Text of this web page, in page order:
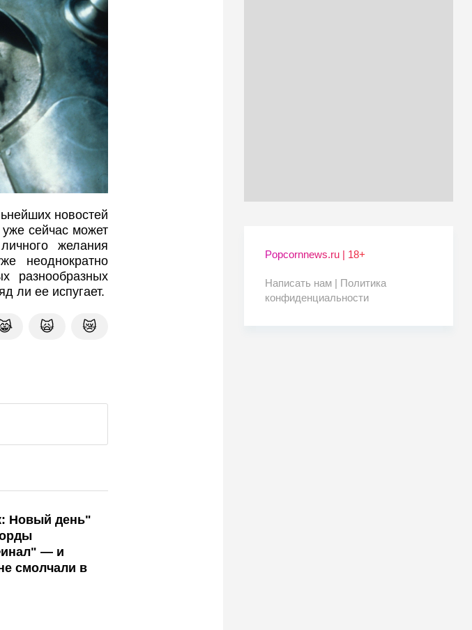
новостей
сейчас может
желания
неоднократно
разнообразных
ли ее испугает.
🙀 😿
Новый день"
— и
смолчали в
Popcornnews.ru | 18+
Написать нам | Политика
конфиденциальности